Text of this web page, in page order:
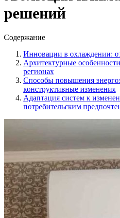
решений
Содержание
Инновации в охлаждении:
Архитектурные
регионах
Способы повышения
конструктивные изменения
Адаптация систем к
потребительским